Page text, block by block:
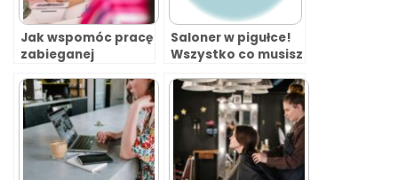
Jak wspomóc pracę
zabieganej
Saloner w pigułce!
Wszystko co musisz
o systemie.